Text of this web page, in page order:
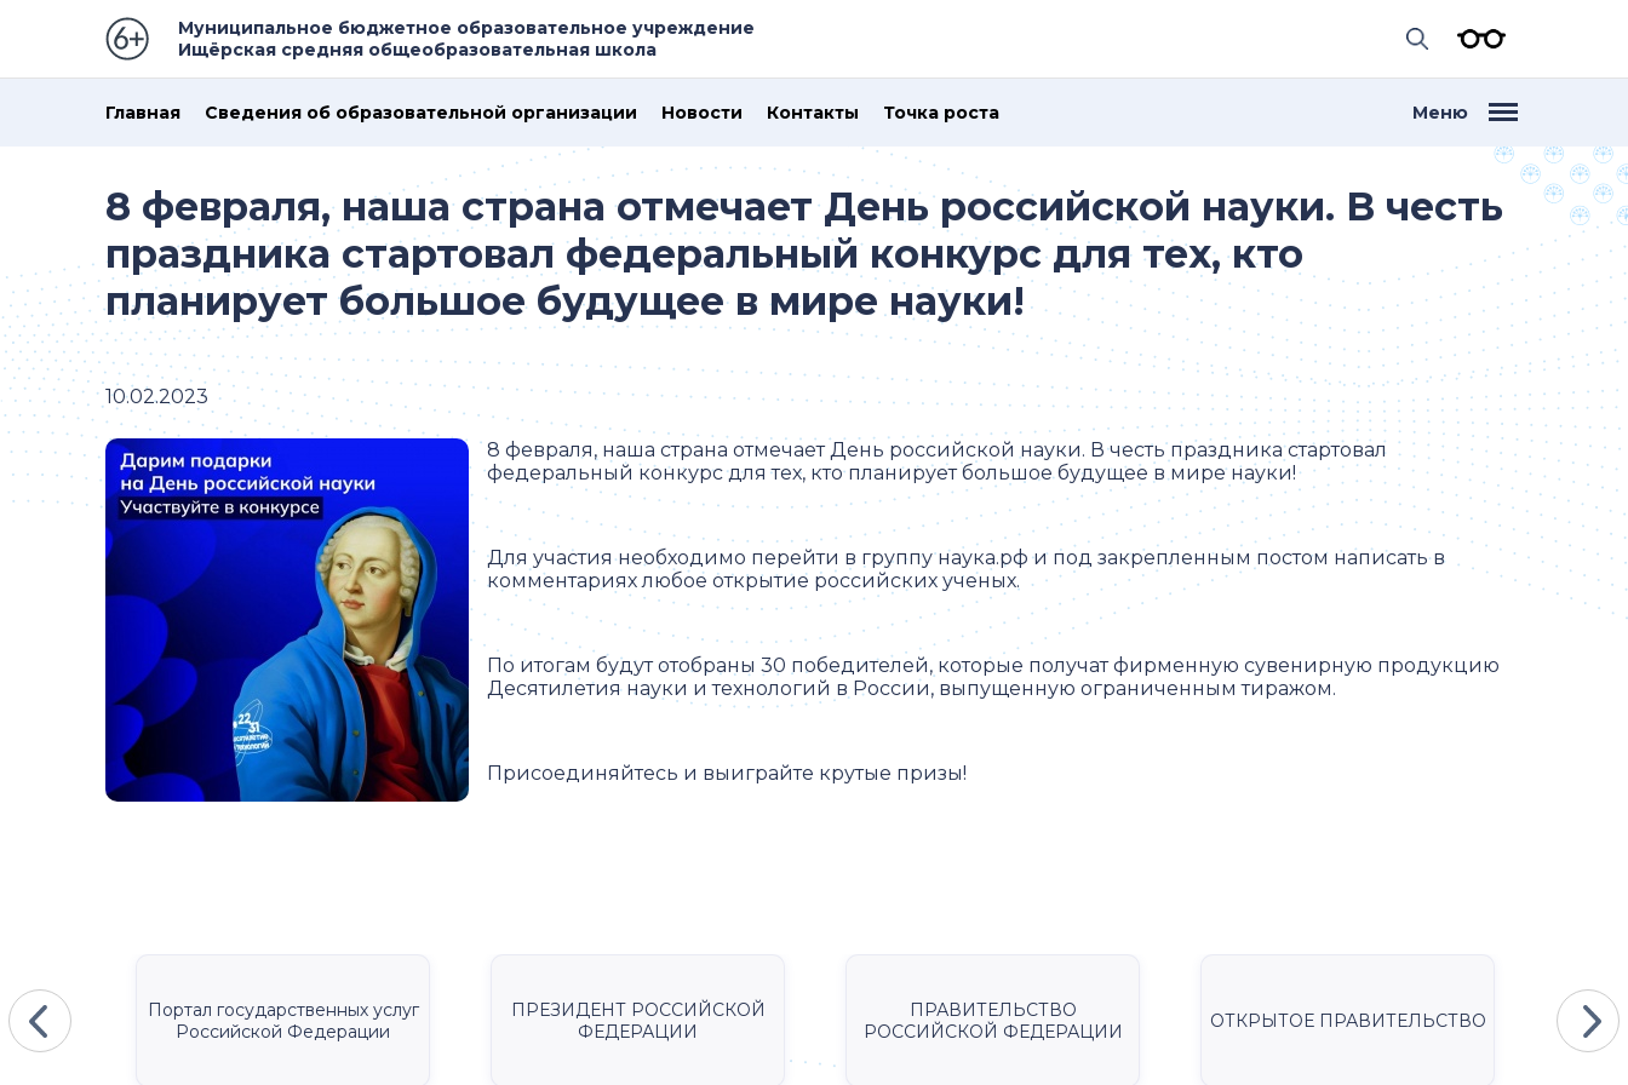
Муниципальное бюджетное образовательное учреждение
Ищёрская средняя общеобразовательная школа
Главная Сведения об образовательной организации Новости Контакты Точка роста Меню
8 февраля, наша страна отмечает День российской науки. В честь
праздника стартовал федеральный конкурс для тех, кто
планирует большое будущее в мире науки!
10.02.2023
8 февраля, наша страна отмечает День российской науки. В честь праздника стартовал
федеральный конкурс для тех, кто планирует большое будущее в мире науки!
Для участия необходимо перейти в группу наука.рф и под закрепленным постом написать в
комментариях любое открытие российских ученых.
По итогам будут отобраны 30 победителей, которые получат фирменную сувенирную продукцию
Десятилетия науки и технологий в России, выпущенную ограниченным тиражом.
Присоединяйтесь и выиграйте крутые призы!
Портал государственных услуг
Российской Федерации
ПРЕЗИДЕНТ РОССИЙСКОЙ
ФЕДЕРАЦИИ
ПРАВИТЕЛЬСТВО
РОССИЙСКОЙ ФЕДЕРАЦИИ
ОТКРЫТОЕ ПРАВИТЕЛЬСТВО